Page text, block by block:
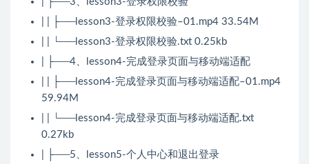
| | ├──lesson3-登录权限校验–01.mp4 33.54M
| | └──lesson3-登录权限校验.txt 0.25kb
| ├──4、lesson4-完成登录页面与移动端适配
| | ├──lesson4-完成登录页面与移动端适配–01.mp4
59.94M
| | └──lesson4-完成登录页面与移动端适配.txt
0.27kb
| ├──5、lesson5-个人中心和退出登录